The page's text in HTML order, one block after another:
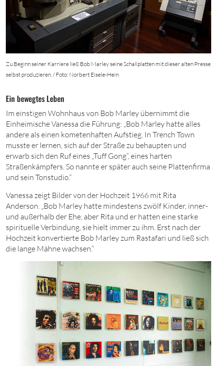
Zu Beginn seiner Karriere ließ Bob Marley seine Schallplatten mit dieser alten Presse
selbst produzieren. / Foto: Norbert Eisele-Hein
Ein bewegtes Leben
Im einstigen Wohnhaus von Bob Marley übernimmt die
Einheimische Vanessa die Führung: „Bob Marley hatte alles
andere als einen kometenhaften Aufstieg. In Trench Town
musste er lernen, sich auf der Straße zu behaupten und
erwarb sich den Ruf eines „Tuff Gong“, eines harten
Straßenkämpfers. So nannte er später auch seine Plattenfirma
und sein Tonstudio.“
Vanessa zeigt Bilder von der Hochzeit 1966 mit Rita
Anderson. „Bob Marley hatte mindestens zwölf Kinder, inner-
und außerhalb der Ehe, aber Rita und er hatten eine starke
spirituelle Verbindung, sie hielt immer zu ihm. Erst nach der
Hochzeit konvertierte Bob Marley zum Rastafari und ließ sich
die lange Mähne wachsen.“